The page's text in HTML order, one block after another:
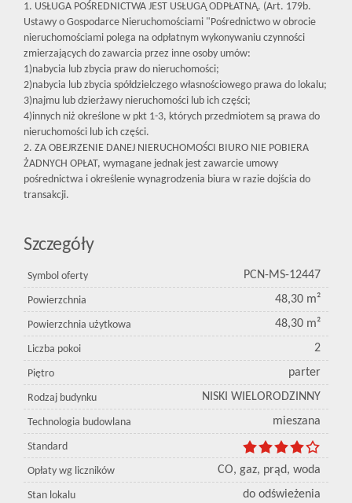
1. USŁUGA POŚREDNICTWA JEST USŁUGĄ ODPŁATNĄ. (Art. 179b.
Ustawy o Gospodarce Nieruchomościami "Pośrednictwo w obrocie
nieruchomościami polega na odpłatnym wykonywaniu czynności
zmierzających do zawarcia przez inne osoby umów:
1)nabycia lub zbycia praw do nieruchomości;
2)nabycia lub zbycia spółdzielczego własnościowego prawa do lokalu;
3)najmu lub dzierżawy nieruchomości lub ich części;
4)innych niż określone w pkt 1-3, których przedmiotem są prawa do
nieruchomości lub ich części.
2. ZA OBEJRZENIE DANEJ NIERUCHOMOŚCI BIURO NIE POBIERA
ŻADNYCH OPŁAT, wymagane jednak jest zawarcie umowy
pośrednictwa i określenie wynagrodzenia biura w razie dojścia do
transakcji.
Szczegóły
Symbol oferty PCN-MS-12447
Powierzchnia 48,30 m²
Powierzchnia użytkowa 48,30 m²
Liczba pokoi 2
Piętro parter
Rodzaj budynku NISKI WIELORODZINNY
Technologia budowlana mieszana
Standard
Opłaty wg liczników CO, gaz, prąd, woda
Stan lokalu do odświeżenia